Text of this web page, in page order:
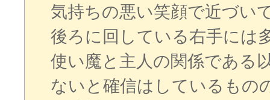
気持ちの悪い笑顔で近づい
後ろに回している右手には
使い魔と主人の関係である
ないと確信はしているもの